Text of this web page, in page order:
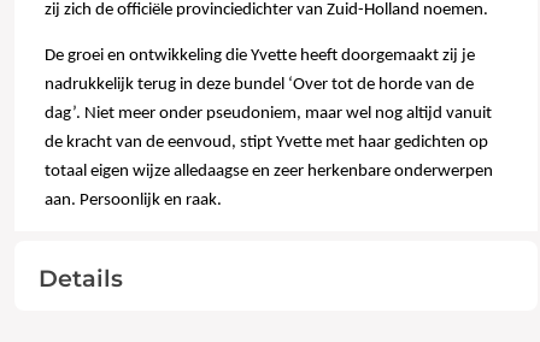
zij zich de officiële provinciedichter van Zuid-Holland noemen.
De groei en ontwikkeling die Yvette heeft doorgemaakt zij je
nadrukkelijk terug in deze bundel ‘Over tot de horde van de
dag’. Niet meer onder pseudoniem, maar wel nog altijd vanuit
de kracht van de eenvoud, stipt Yvette met haar gedichten op
totaal eigen wijze alledaagse en zeer herkenbare onderwerpen
aan. Persoonlijk en raak.
Details